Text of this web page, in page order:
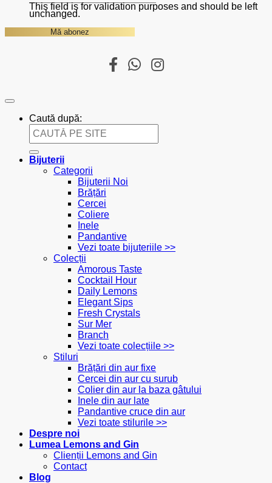
This field is for validation purposes and should be left
unchanged.
Caută după:
Bijuterii
Categorii
Bijuterii Noi
Brățări
Cercei
Coliere
Inele
Pandantive
Vezi toate bijuteriile >>
Colecții
Amorous Taste
Cocktail Hour
Daily Lemons
Elegant Sips
Fresh Crystals
Sur Mer
Branch
Vezi toate colecțiile >>
Stiluri
Brățări din aur fixe
Cercei din aur cu șurub
Colier din aur la baza gâtului
Inele din aur late
Pandantive cruce din aur
Vezi toate stilurile >>
Despre noi
Lumea Lemons and Gin
Clienții Lemons and Gin
Contact
Blog